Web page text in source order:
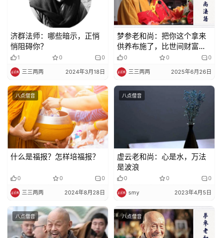
济群法师：哪些暗示，正悄
悄阻碍你？
1 0 0
三三两两 2024年3月18日
梦参老和尚：把你这个拿来
供养布施了，比世间财富大
多少亿万倍
0 0 0
三三两两 2025年6月26日
八点僧音
什么是福报？怎样培福报？
0 0 0
三三两两 2024年8月28日
八点僧音
虚云老和尚：心是水，万法
是波浪
0 0 0
smy 2023年4月5日
八点僧音 八点僧音